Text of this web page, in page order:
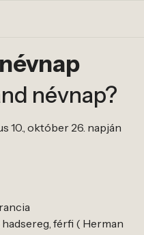
névnap?
10., október 26. napján
férfi ( Herman